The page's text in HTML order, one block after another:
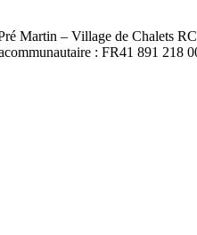
Martin – Village de Chalets
: FR41 891 218